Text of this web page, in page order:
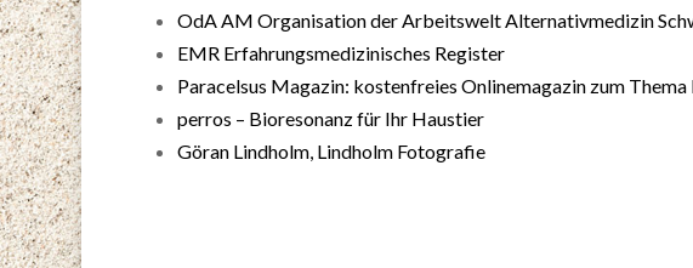
OdA AM Organisation der Arbeitswelt Alternativmedizin
EMR Erfahrungsmedizinisches Register
Paracelsus Magazin: kostenfreies Onlinemagazin zum
perros – Bioresonanz für Ihr Haustier
Göran Lindholm, Lindholm Fotografie